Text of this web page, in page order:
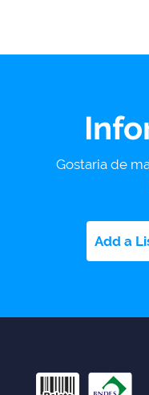
Gostaria de
Add a